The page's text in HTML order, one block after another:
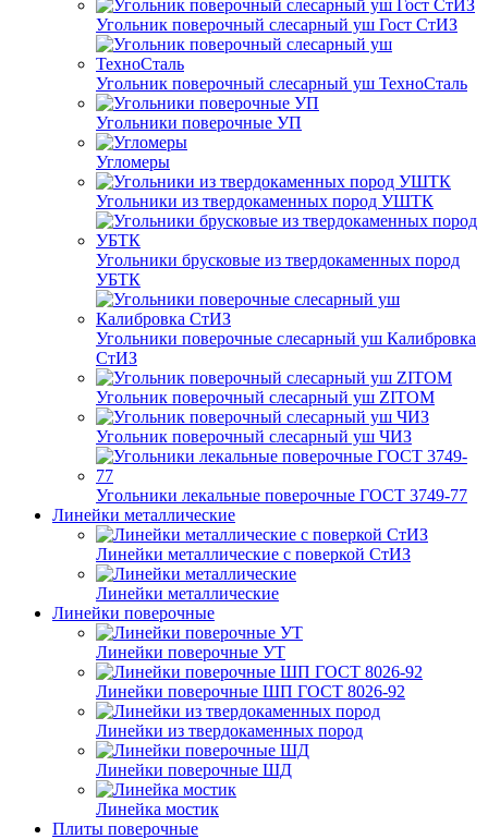
Угольник поверочный слесарный уш Гост СтИЗ
Угольник поверочный слесарный уш ТехноСталь
Угольники поверочные УП
Угломеры
Угольники из твердокаменных пород УШТК
Угольники брусковые из твердокаменных пород
УБТК
Угольники поверочные слесарный уш Калибровка
СтИЗ
Угольник поверочный слесарный уш ZITOM
Угольник поверочный слесарный уш ЧИЗ
Угольники лекальные поверочные ГОСТ 3749-77
Линейки металлические
Линейки металлические с поверкой СтИЗ
Линейки металлические
Линейки поверочные
Линейки поверочные УТ
Линейки поверочные ШП ГОСТ 8026-92
Линейки из твердокаменных пород
Линейки поверочные ШД
Линейка мостик
Плиты поверочные